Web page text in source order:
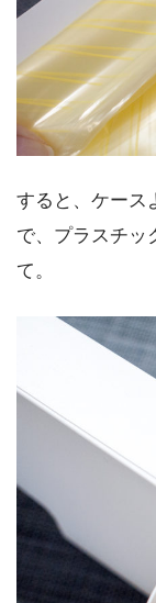
すると、ケース
で、プラスチッ
て。